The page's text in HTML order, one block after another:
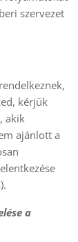
szervezet
kérjük
akik
ajánlott a
a